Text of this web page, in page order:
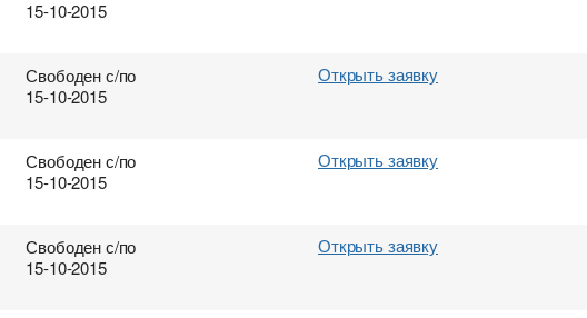
15-10-2015
Свободен с/по
15-10-2015
Открыть заявку
Свободен с/по
15-10-2015
Открыть заявку
Свободен с/по
15-10-2015
Открыть заявку